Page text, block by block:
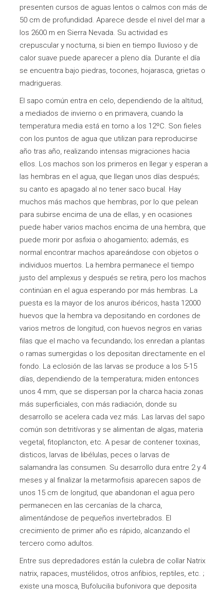
presenten cursos de aguas lentos o calmos con más de
50 cm de profundidad. Aparece desde el nivel del mar a
los 2600 m en Sierra Nevada. Su actividad es
crepuscular y nocturna, si bien en tiempo lluvioso y de
calor suave puede aparecer a pleno día. Durante el día
se encuentra bajo piedras, tocones, hojarasca, grietas o
madrigueras.
El sapo común entra en celo, dependiendo de la altitud,
a mediados de invierno o en primavera, cuando la
temperatura media está en torno a los 12ºC. Son fieles
con los puntos de agua que utilizan para reproducirse
año tras año, realizando intensas migraciones hacia
ellos. Los machos son los primeros en llegar y esperan a
las hembras en el agua, que llegan unos días después;
su canto es apagado al no tener saco bucal. Hay
muchos más machos que hembras, por lo que pelean
para subirse encima de una de ellas, y en ocasiones
puede haber varios machos encima de una hembra, que
puede morir por asfixia o ahogamiento; además, es
normal encontrar machos apareándose con objetos o
individuos muertos. La hembra permanece el tiempo
justo del amplexus y después se retira, pero los machos
continúan en el agua esperando por más hembras. La
puesta es la mayor de los anuros ibéricos, hasta 12000
huevos que la hembra va depositando en cordones de
varios metros de longitud, con huevos negros en varias
filas que el macho va fecundando; los enredan a plantas
o ramas sumergidas o los depositan directamente en el
fondo. La eclosión de las larvas se produce a los 5-15
días, dependiendo de la temperatura; miden entonces
unos 4 mm, que se dispersan por la charca hacia zonas
más superficiales, con más radiación, donde su
desarrollo se acelera cada vez más. Las larvas del sapo
común son detritívoras y se alimentan de algas, materia
vegetal, fitoplancton, etc. A pesar de contener toxinas,
disticos, larvas de libélulas, peces o larvas de
salamandra las consumen. Su desarrollo dura entre 2 y 4
meses y al finalizar la metarmofisis aparecen sapos de
unos 15 cm de longitud, que abandonan el agua pero
permanecen en las cercanías de la charca,
alimentándose de pequeños invertebrados. El
crecimiento de primer año es rápido, alcanzando el
tercero como adultos.
Entre sus depredadores están la culebra de collar Natrix
natrix, rapaces, mustélidos, otros anfibios, reptiles, etc. ;
existe una mosca, Bufolucilia bufonivora que deposita